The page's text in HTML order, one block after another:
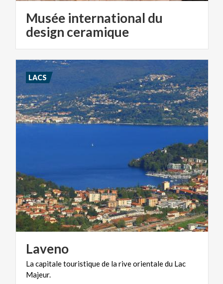
Musée international du
design ceramique
Laveno
Lacapitaletouristiquede lariveorientaledu Lac
Majeur.
LACS